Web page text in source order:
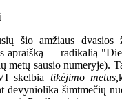
amžiaus dvasios
apraišką — radikalią
metų sausio numeryje).
skelbia tikėjimo metus,
devyniolika šimtmečių